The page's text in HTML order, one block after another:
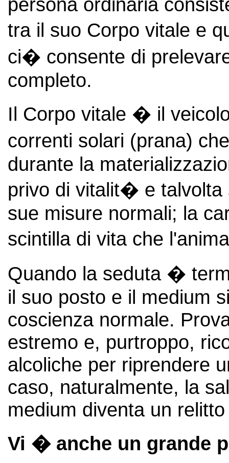
tra il suo Corpo vitale e
ci� consente di
completo.
Il Corpo vitale � il
correnti solari (prana)
durante la
privo di vitalit� e
sue misure normali; la
scintilla di vita che
Quando la seduta �
il suo posto e il medium
coscienza normale.
estremo e, purtroppo,
alcoliche per riprendere
caso, naturalmente, la
medium diventa un
Vi � anche un grande